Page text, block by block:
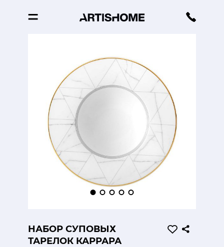
НАБОР СУПОВЫХ
ТАРЕЛОК КАРРАРА